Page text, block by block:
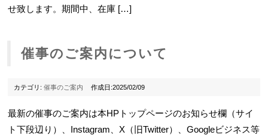
せ致します。期間中、在庫 […]
催事のご案内について
カテゴリ:催事のご案内 作成日:2025/02/09
最新の催事のご案内は本HPトップページのお知らせ欄（サイ
ト下段辺り）、Instagram、X（旧Twitter）、Googleビジネス等